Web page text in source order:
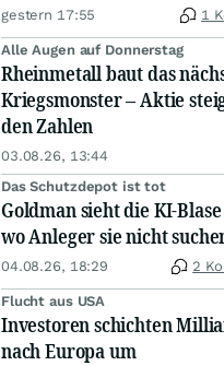
gestern 17:55 1
Alle Augen auf Donnerstag
Rheinmetall baut das
Kriegsmonster – Aktie
den Zahlen
03.08.26, 13:44
Das Schutzdepot ist tot
Goldman sieht die KI-
wo Anleger sie nicht
04.08.26, 18:29 2
Flucht aus USA
Investoren schichten
nach Europa um